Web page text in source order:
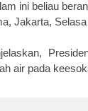
ini beliau
Jakarta,
air pada